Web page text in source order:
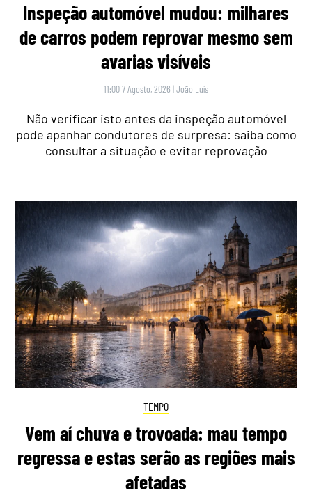
Inspeção automóvel mudou: milhares
de carros podem reprovar mesmo sem
avarias visíveis
11:00 7 Agosto, 2026 |João Luís
Não verificar isto antes da inspeção automóvel
pode apanhar condutores de surpresa: saiba como
consultar a situação e evitar reprovação
TEMPO
Vem aí chuva e trovoada: mau tempo
regressa e estas serão as regiões mais
afetadas